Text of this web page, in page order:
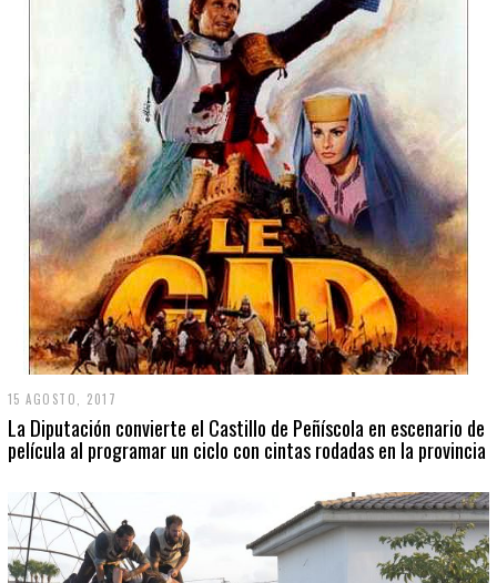
15 AGOSTO, 2017
La Diputación convierte el Castillo de Peñíscola en escenario de
película al programar un ciclo con cintas rodadas en la provincia